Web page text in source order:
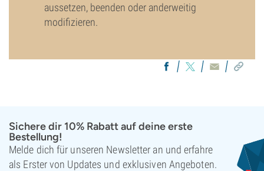
aussetzen, beenden oder anderweitig
modifizieren.
Sichere dir 10% Rabatt auf deine erste
Bestellung!
Melde dich für unseren Newsletter an und erfahre
als Erster von Updates und exklusiven Angeboten.